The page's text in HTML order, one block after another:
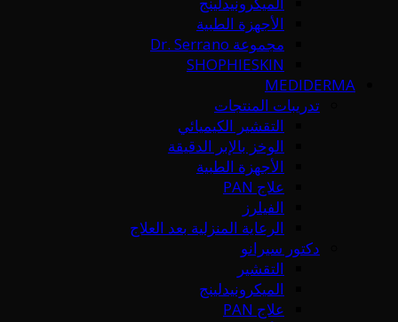
الأجهزة الطبية
مجموعة Dr. Serrano
SHOPHIESKIN
MEDIDERMA
تدريبات المنتجات
التقشير الكيميائي
الوخز بالإبر الدقيقة
الأجهزة الطبية
علاج PAN
الفيلرز
الرعاية المنزلية بعد العلاج
دكتور سيرانو
التقشير
الميكرونيدلينج
علاج PAN